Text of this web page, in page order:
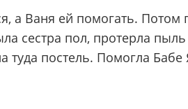
а Ваня ей помогать. Потом
сестра пол, протерла
постель. Помогла Бабе